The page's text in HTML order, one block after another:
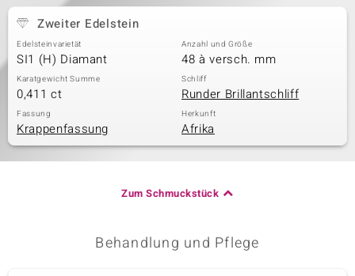
Zweiter Edelstein
Edelsteinvarietät
SI1 (H) Diamant
Anzahl und Größe
48 à versch. mm
Karatgewicht Summe
0,411 ct
Schliff
Runder Brillantschliff
Fassung
Krappenfassung
Herkunft
Afrika
Zum Schmuckstück
Behandlung und Pflege